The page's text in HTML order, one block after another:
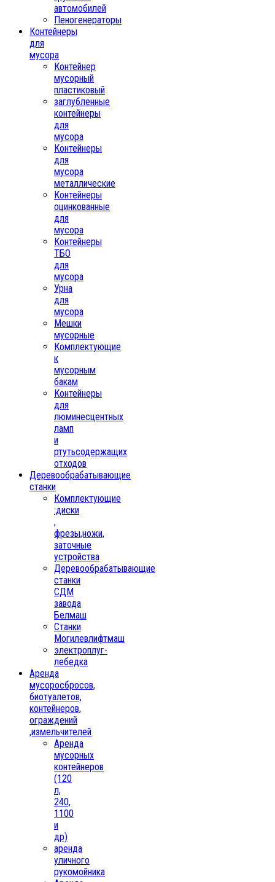
автомобилей
Пеногенераторы
Контейнеры
для
мусора
Контейнер
мусорный
пластиковый
заглубленные
контейнеры
для
мусора
Контейнеры
для
мусора
металлические
Контейнеры
оцинкованные
для
мусора
Контейнеры
ТБО
для
мусора
Урна
для
мусора
Мешки
мусорные
Комплектующие
к
мусорным
бакам
Контейнеры
для
люминесцентных
ламп
и
ртутьсодержащих
отходов
Деревообрабатывающие
станки
Комплектующие
:диски
,
фрезы,ножи,
заточные
устройства
Деревообрабатывающие
станки
СДМ
завода
Белмаш
Станки
Могилевлифтмаш
электроплуг-
лебедка
Аренда
мусоросбросов,
биотуалетов,
контейнеров,
ограждений
,измельчителей
Аренда
мусорных
контейнеров
(120
л,
240,
1100
и
др)
аренда
уличного
рукомойника